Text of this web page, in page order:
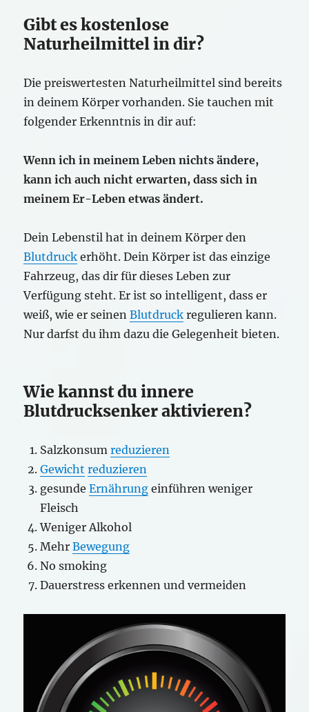
Gibt es kostenlose
Naturheilmittel in dir?
Die preiswertesten Naturheilmittel sind bereits
in deinem Körper vorhanden. Sie tauchen mit
folgender Erkenntnis in dir auf:
Wenn ich in meinem Leben nichts ändere,
kann ich auch nicht erwarten, dass sich in
meinem Er-Leben etwas ändert.
Dein Lebenstil hat in deinem Körper den
Blutdruck erhöht. Dein Körper ist das einzige
Fahrzeug, das dir für dieses Leben zur
Verfügung steht. Er ist so intelligent, dass er
weiß, wie er seinenBlutdruck regulieren kann.
Nur darfst du ihm dazu die Gelegenheit bieten.
Wie kannst du innere
Blutdrucksenker aktivieren?
Salzkonsumreduzieren
Gewicht reduzieren
gesundeErnährung einführen weniger
Fleisch
Weniger Alkohol
MehrBewegung
No smoking
Dauerstress erkennen und vermeiden